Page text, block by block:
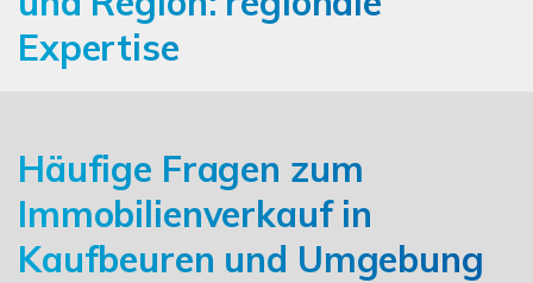
Expertise
Häufige Fragen zum
Immobilienverkauf in
Kaufbeuren und Umgebung